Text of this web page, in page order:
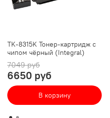
TK-8315K Тонер-картридж с
чипом чёрный (Integral)
7049 руб
6650 руб
В корзину